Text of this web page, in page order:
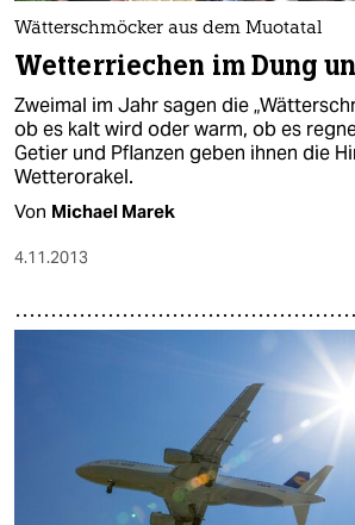
Wätterschmöcker aus dem Muotatal
Wetterriechen im Dung
Zweimal im Jahr sagen die
ob es kalt wird oder warm, ob es
Getier und Pflanzen geben ihnen die
Wetterorakel.
Von Michael Marek
4.11.2013